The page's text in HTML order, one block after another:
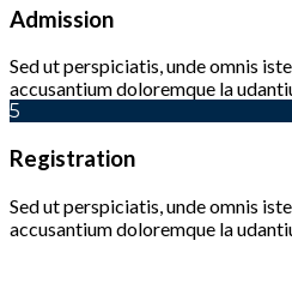
Admission
Sed ut perspiciatis, unde omnis
accusantium doloremque la
5
Registration
Sed ut perspiciatis, unde omnis
accusantium doloremque la